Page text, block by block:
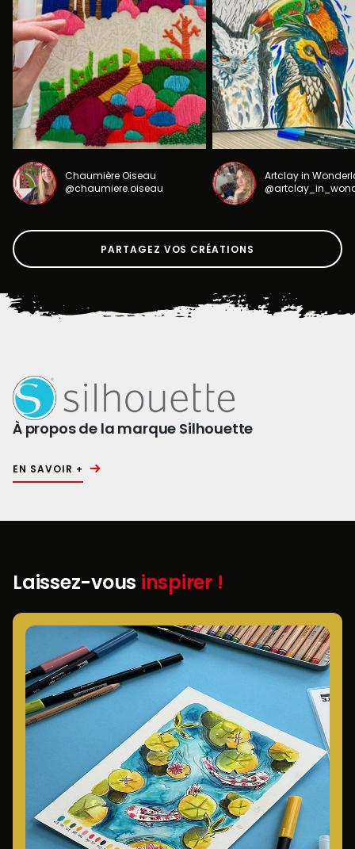
Chaumière Oiseau
@chaumiere.oiseau
Artclay in
PARTAGEZ VOS CRÉATIONS
À propos de la marque Silhouette
EN SAVOIR +
Laissez-vous inspirer !